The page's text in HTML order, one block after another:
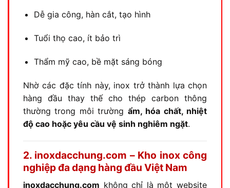
Dễ gia công, hàn cắt, tạo hình
Tuổi thọ cao, ít bảo trì
Thẩm mỹ cao, bề mặt sáng bóng
Nhờ các đặc tính này, inox trở thành lựa chọn
hàng đầu thay thế cho thép carbon thông
thường trong môi trường ẩm, hóa chất, nhiệt
độ cao hoặc yêu cầu vệ sinh nghiêm ngặt.
2. inoxdacchung.com – Kho inox công
nghiệp đa dạng hàng đầu Việt Nam
inoxdacchung.com không chỉ là một website